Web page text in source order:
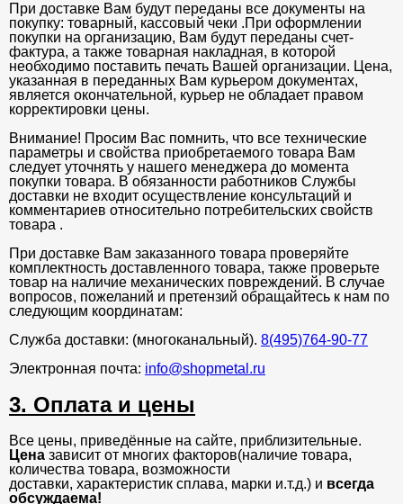
При доставке Вам будут переданы все документы на
покупку: товарный, кассовый чеки .При оформлении
покупки на организацию, Вам будут переданы счет-
фактура, а также товарная накладная, в которой
необходимо поставить печать Вашей организации. Цена,
указанная в переданных Вам курьером документах,
является окончательной, курьер не обладает правом
корректировки цены.
Внимание! Просим Вас помнить, что все технические
параметры и свойства приобретаемого товара Вам
следует уточнять у нашего менеджера до момента
покупки товара. В обязанности работников Службы
доставки не входит осуществление консультаций и
комментариев относительно потребительских свойств
товара .
При доставке Вам заказанного товара проверяйте
комплектность доставленного товара, также проверьте
товар на наличие механических повреждений. В случае
вопросов, пожеланий и претензий обращайтесь к нам по
следующим координатам:
Служба доставки: (многоканальный). 8(495)764-90-77
Электронная почта: info@shopmetal.ru
3. Оплата и цены
Все цены, приведённые на сайте, приблизительные.
Цена зависит от многих факторов(наличие товара,
количества товара, возможности
доставки, характеристик сплава, марки и.т.д.) и всегда
обсуждаема!